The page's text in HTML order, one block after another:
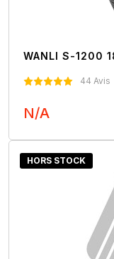
WANLI S-1200
44 Avis
N/A
HORS STOCK